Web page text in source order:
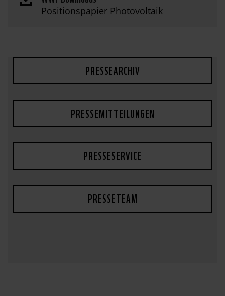
Positionspapier Photovoltaik
PRESSEARCHIV
PRESSEMITTEILUNGEN
PRESSESERVICE
PRESSETEAM